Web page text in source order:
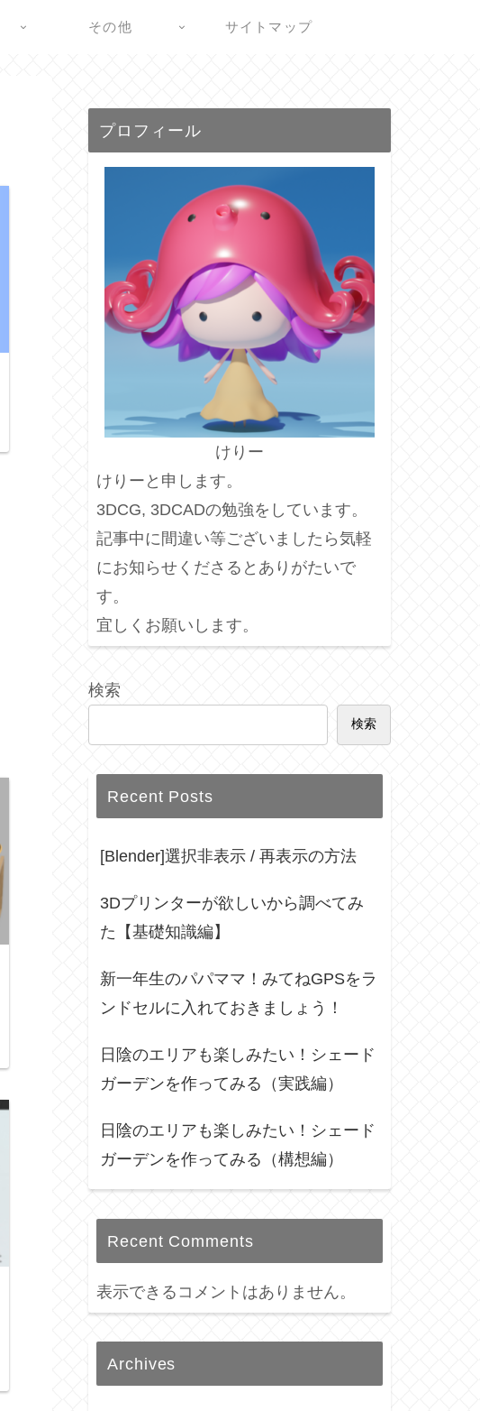
その他 サイトマップ
プロフィール
けりー
けりーと申します。
3DCG, 3DCADの勉強をしています。
記事中に間違い等ございましたら気軽
にお知らせくださるとありがたいで
す。
宜しくお願いします。
検索
検索
Recent Posts
[Blender]選択非表示 / 再表示の方法
3Dプリンターが欲しいから調べてみ
た【基礎知識編】
新一年生のパパママ！みてねGPSをラ
ンドセルに入れておきましょう！
日陰のエリアも楽しみたい！シェード
ガーデンを作ってみる（実践編）
日陰のエリアも楽しみたい！シェード
ガーデンを作ってみる（構想編）
Recent Comments
表示できるコメントはありません。
Archives